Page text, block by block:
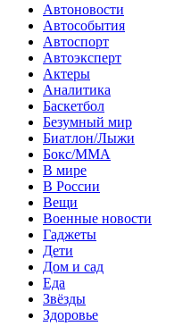
Автоновости
Автособытия
Автоспорт
Автоэксперт
Актеры
Аналитика
Баскетбол
Безумный мир
Биатлон/Лыжи
Бокс/MMA
В мире
В России
Вещи
Военные новости
Гаджеты
Дети
Дом и сад
Еда
Звёзды
Здоровье